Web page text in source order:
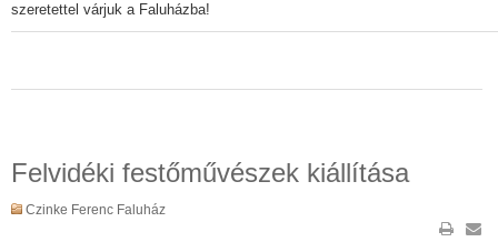
szeretettel várjuk a Faluházba!
Felvidéki festőművészek kiállítása
Czinke Ferenc Faluház